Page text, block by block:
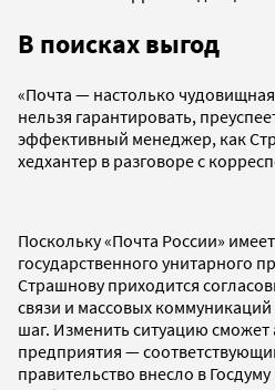
В поисках выгод
«Почта — настолько
нельзя гарантировать,
эффективный менеджер, как
хедхантер в разговоре с
Поскольку «Почта России»
государственного унитарного
Страшнову приходится
связи и массовых
шаг. Изменить ситуацию
предприятия —
правительство внесло в